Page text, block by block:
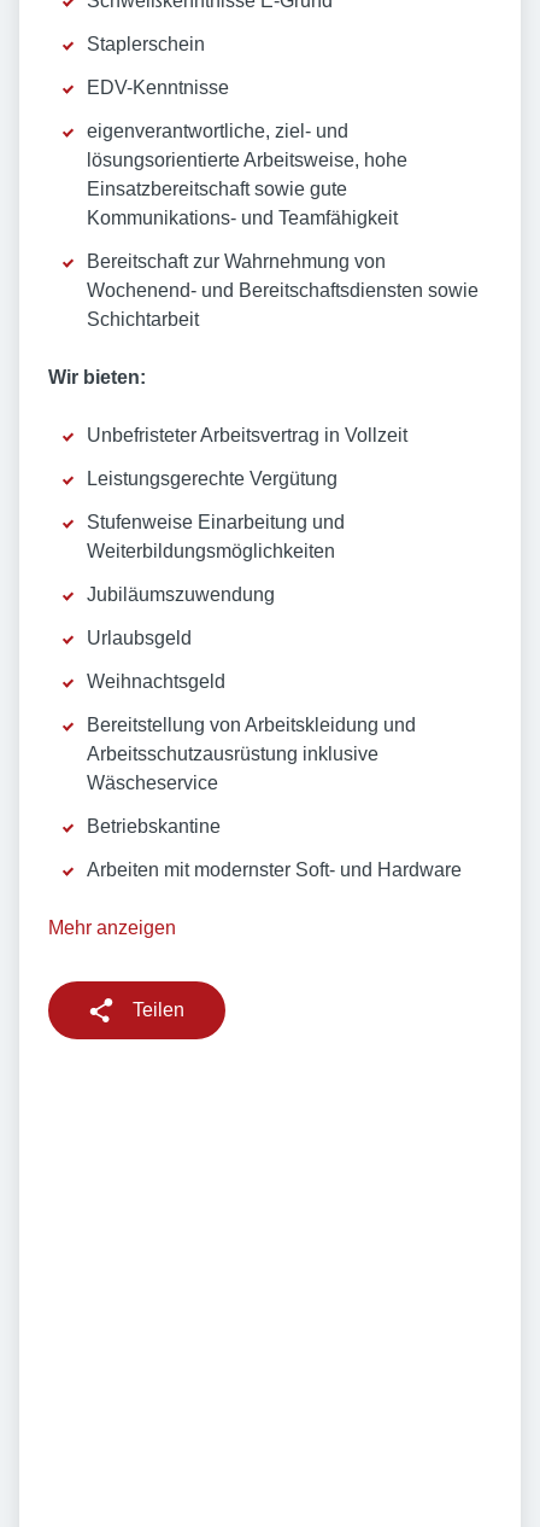
Staplerschein
EDV-Kenntnisse
eigenverantwortliche, ziel- und
lösungsorientierte Arbeitsweise, hohe
Einsatzbereitschaft sowie gute
Kommunikations- und Teamfähigkeit
Bereitschaft zur Wahrnehmung von
Wochenend- und Bereitschaftsdiensten sowie
Schichtarbeit
Wir bieten:
Unbefristeter Arbeitsvertrag in Vollzeit
Leistungsgerechte Vergütung
Stufenweise Einarbeitung und
Weiterbildungsmöglichkeiten
Jubiläumszuwendung
Urlaubsgeld
Weihnachtsgeld
Bereitstellung von Arbeitskleidung und
Arbeitsschutzausrüstung inklusive
Wäscheservice
Betriebskantine
Arbeiten mit modernster Soft- und Hardware
Mehr anzeigen
Teilen